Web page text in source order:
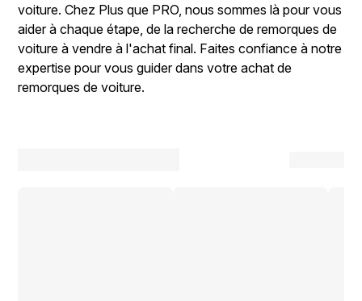
voiture. Chez Plus que PRO, nous sommes là pour vous
aider à chaque étape, de la recherche de remorques de
voiture à vendre à l'achat final. Faites confiance à notre
expertise pour vous guider dans votre achat de
remorques de voiture.